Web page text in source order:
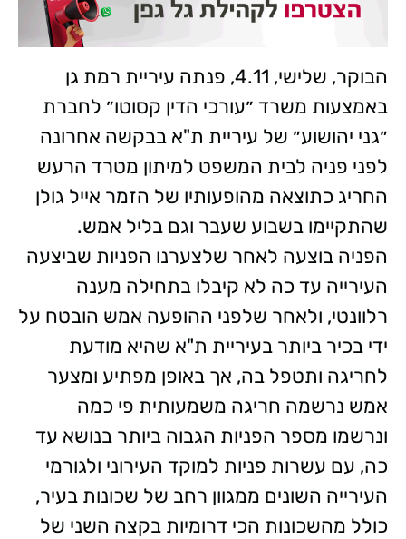
הבוקר, שלישי, 4.11, פנתה עיריית רמת גן
באמצעות משרד ״עורכי הדין קסוטו״ לחברת
״גני יהושוע״ של עיריית ת"א בבקשה אחרונה
לפני פניה לבית המשפט למיתון מטרד הרעש
החריג כתוצאה מהופעותיו של הזמר אייל גולן
שהתקיימו בשבוע שעבר וגם בליל אמש.
הפניה בוצעה לאחר שלצערנו הפניות שביצעה
העירייה עד כה לא קיבלו בתחילה מענה
רלוונטי, ולאחר שלפני ההופעה אמש הובטח על
ידי בכיר ביותר בעיריית ת"א שהיא מודעת
לחריגה ותטפל בה, אך באופן מפתיע ומצער
אמש נרשמה חריגה משמעותית פי כמה
ונרשמו מספר הפניות הגבוה ביותר בנושא עד
כה, עם עשרות פניות למוקד העירוני ולגורמי
העירייה השונים ממגוון רחב של שכונות בעיר,
כולל מהשכונות הכי דרומיות בקצה השני של